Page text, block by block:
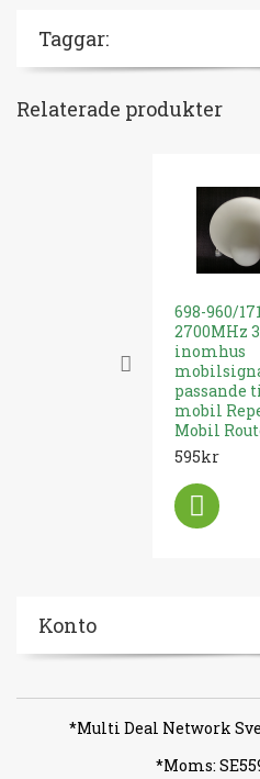
Taggar:
Relaterade produkter
698-960/
2700MHz
inomhus
passande
mobil
Mobil
595kr
Konto
*Multi Deal Network
*Moms: